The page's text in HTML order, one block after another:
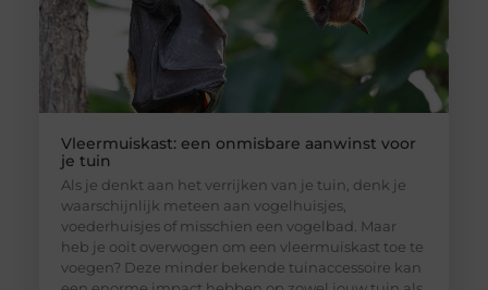
Vleermuiskast: een onmisbare aanwinst voor
je tuin
Als je denkt aan het verrijken van je tuin, denk je
waarschijnlijk meteen aan vogelhuisjes,
voederhuisjes of misschien een vogelbad. Maar
heb je ooit overwogen om een vleermuiskast toe te
voegen? Deze minder bekende tuinaccessoire kan